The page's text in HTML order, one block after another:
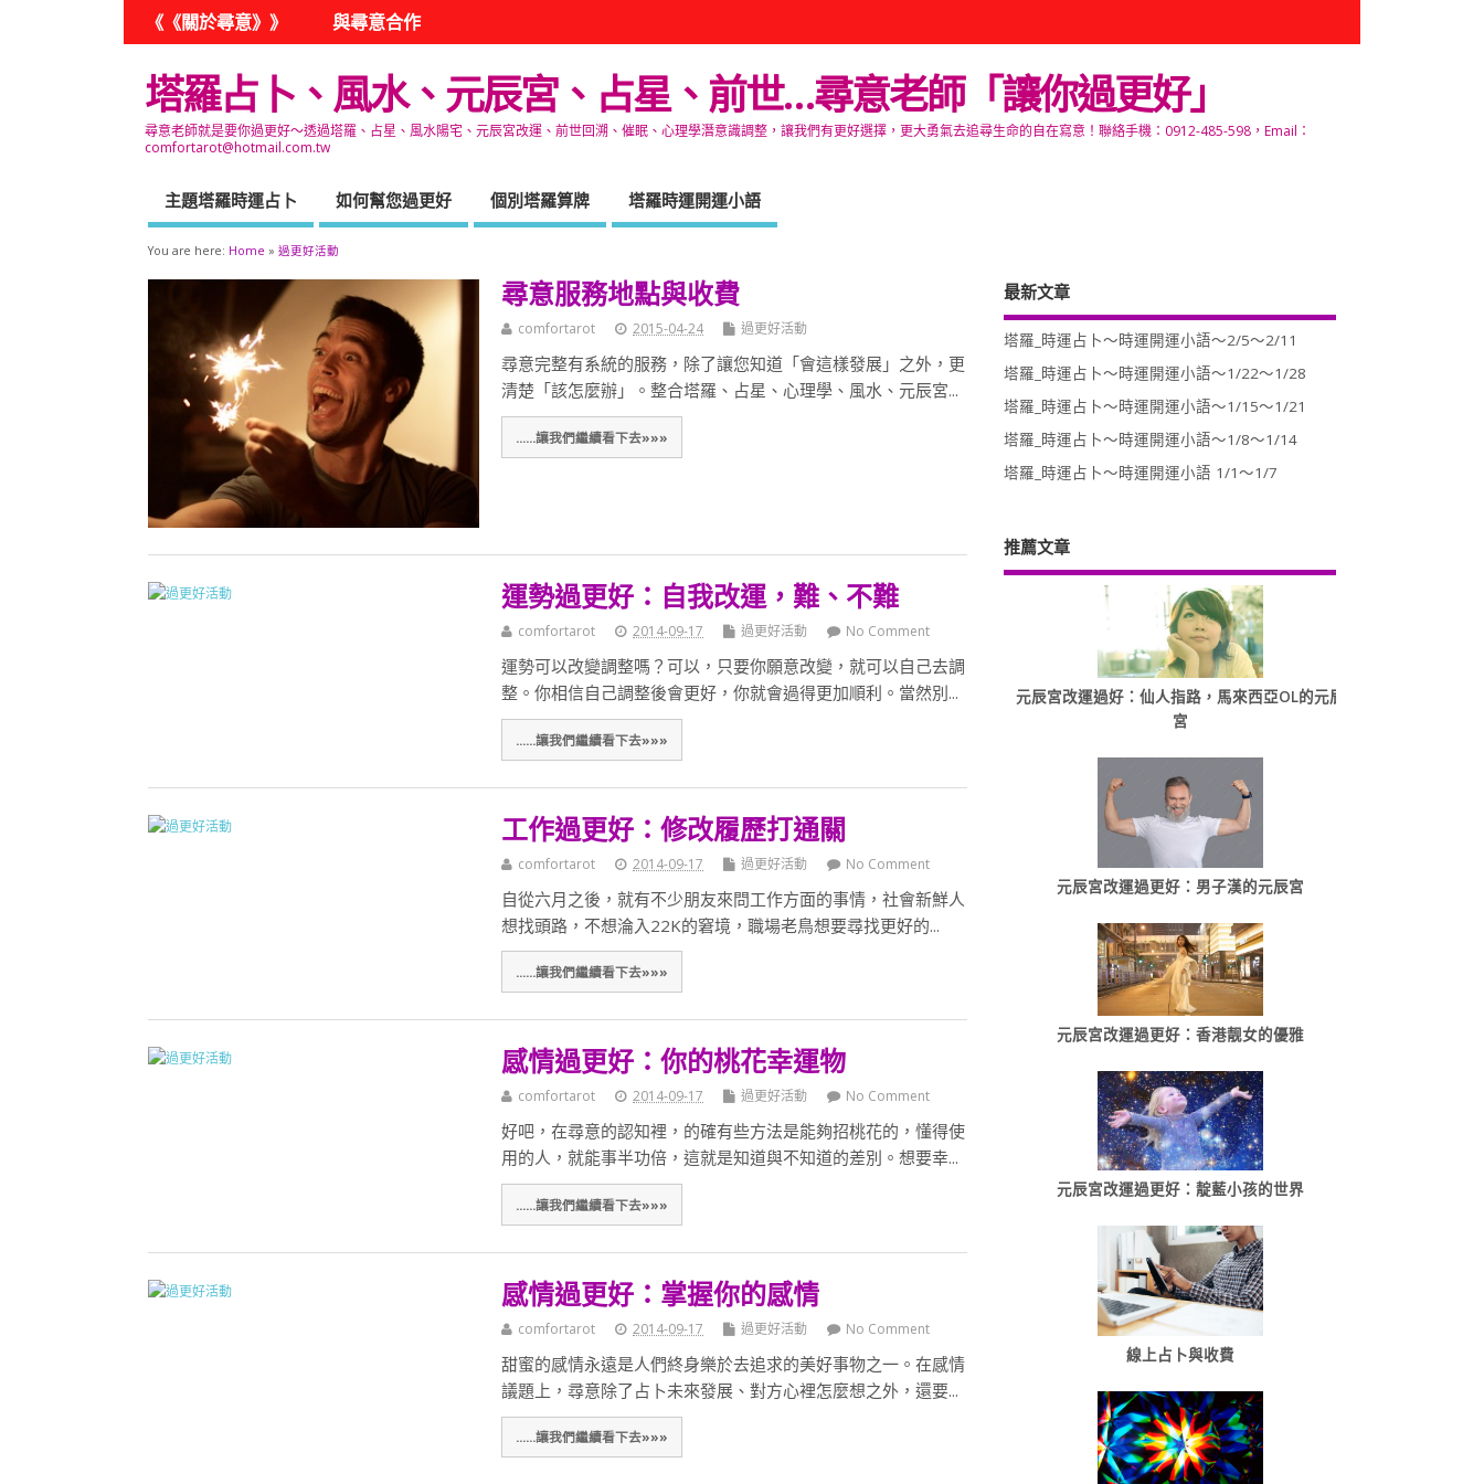
《《關於尋意》》 與尋意合作
塔羅占卜、風水、元辰宮、占星、前世…尋意老師「讓你過更好」
尋意老師就是要你過更好～透過塔羅、占星、風水陽宅、元辰宮改運、前世回溯、催眠、心理學潛意識調整，讓我們有更好選擇，更大勇氣去追尋生命的自在寫意！聯絡手機：0912-485-598，Email：
comfortarot@hotmail.com.tw
主題塔羅時運占卜 如何幫您過更好 個別塔羅算牌 塔羅時運開運小語
You are here: Home »過更好活動
尋意服務地點與收費
comfortarot 2015-04-24 過更好活動
尋意完整有系統的服務，除了讓您知道「會這樣發展」之外，更
清楚「該怎麼辦」。整合塔羅、占星、心理學、風水、元辰宮...
......讓我們繼續看下去»»»
運勢過更好：自我改運，難、不難
comfortarot 2014-09-17 過更好活動 No Comment
運勢可以改變調整嗎？可以，只要你願意改變，就可以自己去調
整。你相信自己調整後會更好，你就會過得更加順利。當然別...
......讓我們繼續看下去»»»
工作過更好：修改履歷打通關
comfortarot 2014-09-17 過更好活動 No Comment
自從六月之後，就有不少朋友來問工作方面的事情，社會新鮮人
想找頭路，不想淪入22K的窘境，職場老鳥想要尋找更好的...
......讓我們繼續看下去»»»
感情過更好：你的桃花幸運物
comfortarot 2014-09-17 過更好活動 No Comment
好吧，在尋意的認知裡，的確有些方法是能夠招桃花的，懂得使
用的人，就能事半功倍，這就是知道與不知道的差別。想要幸...
......讓我們繼續看下去»»»
感情過更好：掌握你的感情
comfortarot 2014-09-17 過更好活動 No Comment
甜蜜的感情永遠是人們終身樂於去追求的美好事物之一。在感情
議題上，尋意除了占卜未來發展、對方心裡怎麼想之外，還要...
......讓我們繼續看下去»»»
最新文章
塔羅_時運占卜～時運開運小語～2/5～2/11
塔羅_時運占卜～時運開運小語～1/22～1/28
塔羅_時運占卜～時運開運小語～1/15～1/21
塔羅_時運占卜～時運開運小語～1/8～1/14
塔羅_時運占卜～時運開運小語 1/1～1/7
推薦文章
元辰宮改運過好：仙人指路，馬來西亞OL的元辰
宮
元辰宮改運過更好：男子漢的元辰宮
元辰宮改運過更好：香港靓女的優雅
元辰宮改運過更好：靛藍小孩的世界
線上占卜與收費